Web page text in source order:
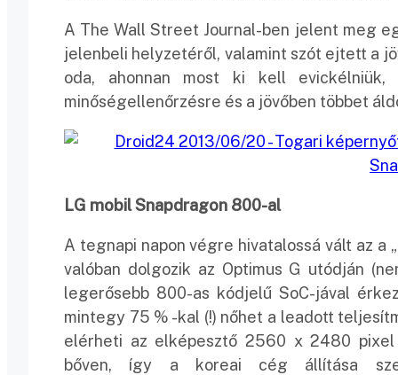
A The Wall Street Journal-ben jelent meg
jelenbeli helyzetéről, valamint szót ejtett a
oda, ahonnan most ki kell
minőségellenőrzésre és a jövőben többet
LG mobil Snapdragon 800-al
A tegnapi napon végre hivatalossá vált az a
valóban dolgozik az Optimus G utódján
legerősebb 800-as kódjelű SoC-jával
mintegy 75 % -kal (!) nőhet a leadott
elérheti az elképesztő 2560 x 2480
bőven, így a koreai cég állítása